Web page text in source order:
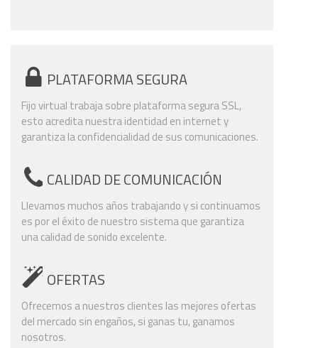
PLATAFORMA SEGURA
Fijo virtual trabaja sobre plataforma segura SSL,
esto acredita nuestra identidad en internet y
garantiza la confidencialidad de sus comunicaciones.
CALIDAD DE COMUNICACIÓN
Llevamos muchos años trabajando y si continuamos
es por el éxito de nuestro sistema que garantiza
una calidad de sonido excelente.
OFERTAS
Ofrecemos a nuestros clientes las mejores ofertas
del mercado sin engaños, si ganas tu, ganamos
nosotros.